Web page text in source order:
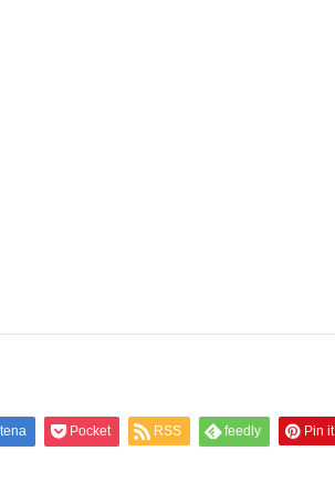
Pocket RSS feedly Pin it